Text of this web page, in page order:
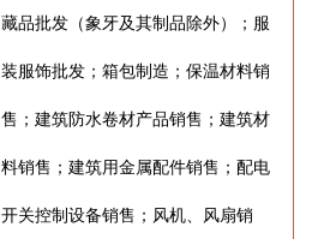
藏品批发（象牙及其制品除外）；服
装服饰批发；箱包制造；保温材料销
售；建筑防水卷材产品销售；建筑材
料销售；建筑用金属配件销售；配电
开关控制设备销售；风机、风扇销